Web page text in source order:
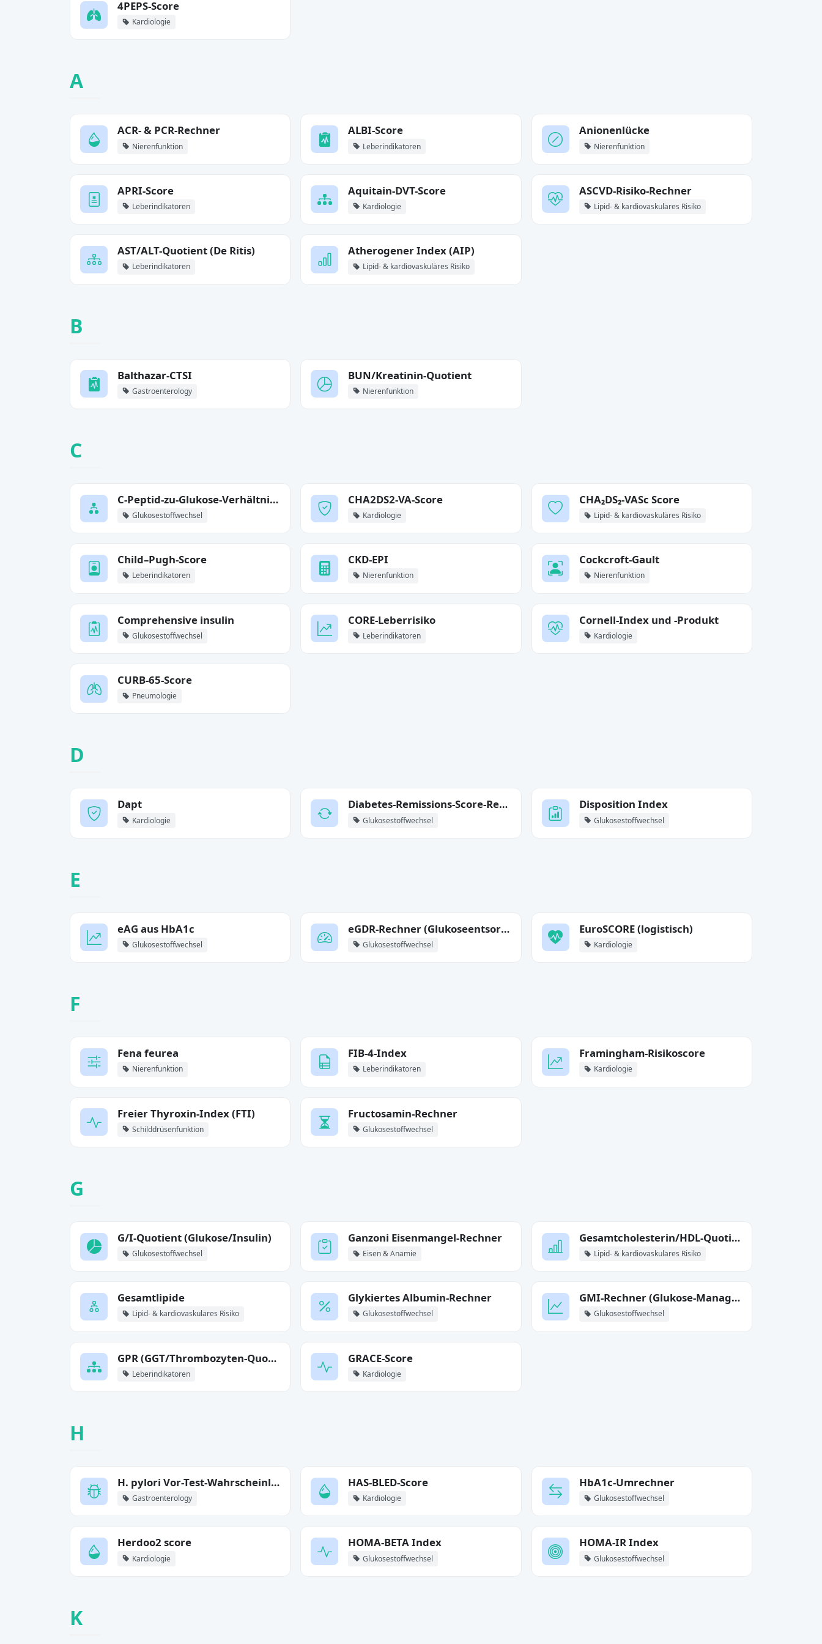
4PEPS-Score
Kardiologie
A
ACR- & PCR-Rechner
Nierenfunktion
ALBI-Score
Leberindikatoren
Anionenlücke
Nierenfunktion
APRI-Score
Leberindikatoren
Aquitain-DVT-Score
Kardiologie
ASCVD-Risiko-Rechner
Lipid- & kardiovaskuläres Risiko
AST/ALT-Quotient (De Ritis)
Leberindikatoren
Atherogener Index (AIP)
Lipid- & kardiovaskuläres Risiko
B
Balthazar-CTSI
Gastroenterology
BUN/Kreatinin-Quotient
Nierenfunktion
C
C-Peptid-zu-Glukose-Verhältnis (CGR)
Glukosestoffwechsel
CHA2DS2-VA-Score
Kardiologie
CHA₂DS₂-VASc Score
Lipid- & kardiovaskuläres Risiko
Child–Pugh-Score
Leberindikatoren
CKD-EPI
Nierenfunktion
Cockcroft-Gault
Nierenfunktion
Comprehensive insulin
Glukosestoffwechsel
CORE-Leberrisiko
Leberindikatoren
Cornell-Index und -Produkt
Kardiologie
CURB-65-Score
Pneumologie
D
Dapt
Kardiologie
Diabetes-Remissions-Score-Rechner
Glukosestoffwechsel
Disposition Index
Glukosestoffwechsel
E
eAG aus HbA1c
Glukosestoffwechsel
eGDR-Rechner (Glukoseentsorgungsrate)
Glukosestoffwechsel
EuroSCORE (logistisch)
Kardiologie
F
Fena feurea
Nierenfunktion
FIB-4-Index
Leberindikatoren
Framingham-Risikoscore
Kardiologie
Freier Thyroxin-Index (FTI)
Schilddrüsenfunktion
Fructosamin-Rechner
Glukosestoffwechsel
G
G/I-Quotient (Glukose/Insulin)
Glukosestoffwechsel
Ganzoni Eisenmangel-Rechner
Eisen & Anämie
Gesamtcholesterin/HDL-Quotient
Lipid- & kardiovaskuläres Risiko
Gesamtlipide
Lipid- & kardiovaskuläres Risiko
Glykiertes Albumin-Rechner
Glukosestoffwechsel
GMI-Rechner (Glukose-Management-Indikator)
Glukosestoffwechsel
GPR (GGT/Thrombozyten-Quotient)
Leberindikatoren
GRACE-Score
Kardiologie
H
H. pylori Vor-Test-Wahrscheinlichkeit
Gastroenterology
HAS-BLED-Score
Kardiologie
HbA1c-Umrechner
Glukosestoffwechsel
Herdoo2 score
Kardiologie
HOMA-BETA Index
Glukosestoffwechsel
HOMA-IR Index
Glukosestoffwechsel
K